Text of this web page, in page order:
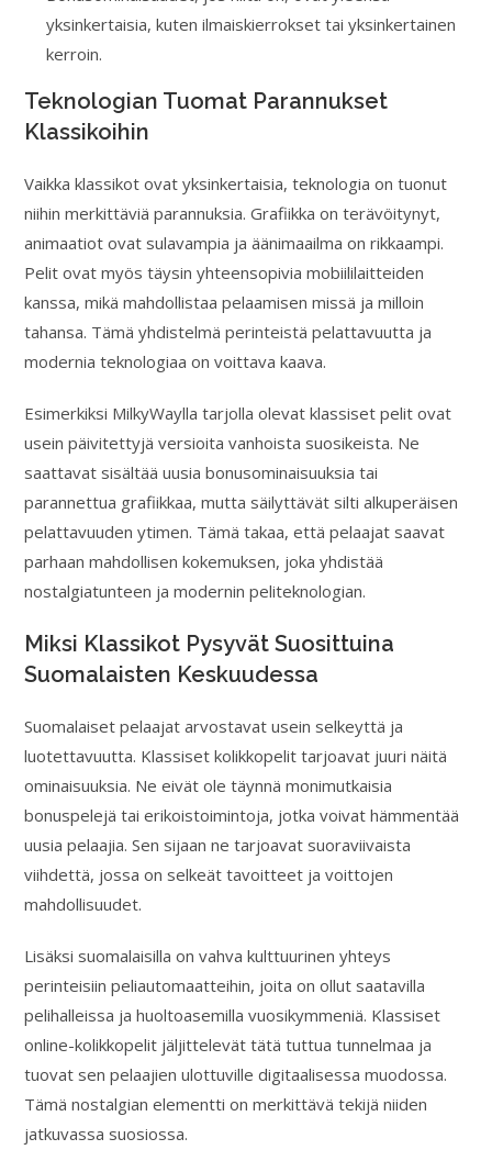
yksinkertaisia, kuten ilmaiskierrokset tai yksinkertainen
kerroin.
Teknologian Tuomat Parannukset
Klassikoihin
Vaikka klassikot ovat yksinkertaisia, teknologia on tuonut
niihin merkittäviä parannuksia. Grafiikka on terävöitynyt,
animaatiot ovat sulavampia ja äänimaailma on rikkaampi.
Pelit ovat myös täysin yhteensopivia mobiililaitteiden
kanssa, mikä mahdollistaa pelaamisen missä ja milloin
tahansa. Tämä yhdistelmä perinteistä pelattavuutta ja
modernia teknologiaa on voittava kaava.
Esimerkiksi MilkyWaylla tarjolla olevat klassiset pelit ovat
usein päivitettyjä versioita vanhoista suosikeista. Ne
saattavat sisältää uusia bonusominaisuuksia tai
parannettua grafiikkaa, mutta säilyttävät silti alkuperäisen
pelattavuuden ytimen. Tämä takaa, että pelaajat saavat
parhaan mahdollisen kokemuksen, joka yhdistää
nostalgiatunteen ja modernin peliteknologian.
Miksi Klassikot Pysyvät Suosittuina
Suomalaisten Keskuudessa
Suomalaiset pelaajat arvostavat usein selkeyttä ja
luotettavuutta. Klassiset kolikkopelit tarjoavat juuri näitä
ominaisuuksia. Ne eivät ole täynnä monimutkaisia
bonuspelejä tai erikoistoimintoja, jotka voivat hämmentää
uusia pelaajia. Sen sijaan ne tarjoavat suoraviivaista
viihdettä, jossa on selkeät tavoitteet ja voittojen
mahdollisuudet.
Lisäksi suomalaisilla on vahva kulttuurinen yhteys
perinteisiin peliautomaatteihin, joita on ollut saatavilla
pelihalleissa ja huoltoasemilla vuosikymmeniä. Klassiset
online-kolikkopelit jäljittelevät tätä tuttua tunnelmaa ja
tuovat sen pelaajien ulottuville digitaalisessa muodossa.
Tämä nostalgian elementti on merkittävä tekijä niiden
jatkuvassa suosiossa.